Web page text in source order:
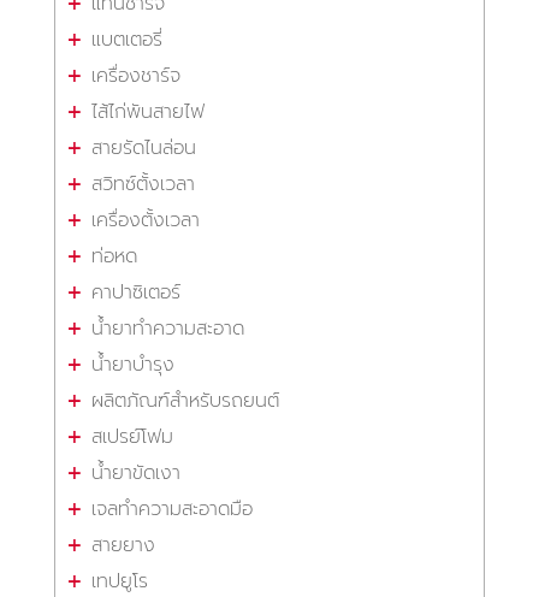
แบตเตอรี่
เครื่องชาร์จ
ไส้ไก่พันสายไฟ
สายรัดไนล่อน
สวิทซ์ตั้งเวลา
เครื่องตั้งเวลา
ท่อหด
คาปาซิเตอร์
น้ำยาทำความสะอาด
น้ำยาบำรุง
ผลิตภัณฑ์สำหรับรถยนต์
สเปรย์โฟม
น้ำยาขัดเงา
เจลทำความสะอาดมือ
สายยาง
เทปยูโร